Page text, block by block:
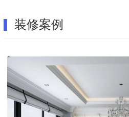
装修案例